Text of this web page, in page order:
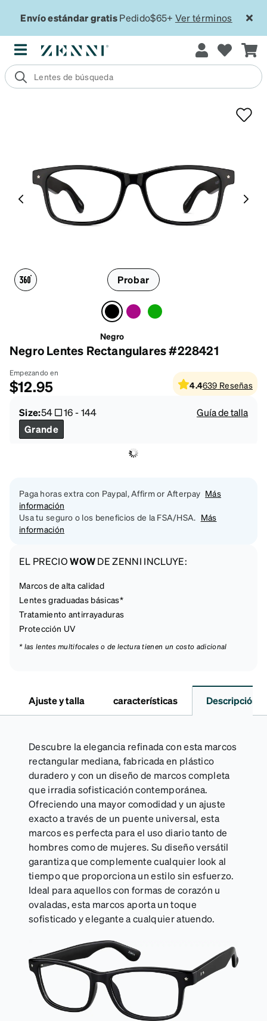
Envío estándar gratisPedido$65+ Ver términos
Probar
Negro
Negro Lentes Rectangulares #228421
Empezando en
$12.95 4.4639 Reseñas
Size:54 16-144
Guía de talla
Grande
Paga horas extra con Paypal, Affirm or Afterpay Más
información
Usa tu seguro o los beneficios de la FSA/HSA. Más
información
EL PRECIOWOWDE ZENNI INCLUYE:
Marcos de alta calidad
Lentes graduadas básicas*
Tratamiento antirrayaduras
Protección UV
* las lentes multifocales o de lectura tienen un costo adicional
Ajuste y talla características Descripción
Descubre la elegancia refinada con esta marcos
rectangular mediana, fabricada en plástico
duradero y con un diseño de marcos completa
que irradia sofisticación contemporánea.
Ofreciendo una mayor comodidad y un ajuste
exacto a través de un puente universal, esta
marcos es perfecta para el uso diario tanto de
hombres como de mujeres. Su diseño versátil
garantiza que complemente cualquier look al
tiempo que proporciona un estilo sin esfuerzo.
Ideal para aquellos con formas de corazón u
ovaladas, esta marcos aporta un toque
sofisticado y elegante a cualquier atuendo.